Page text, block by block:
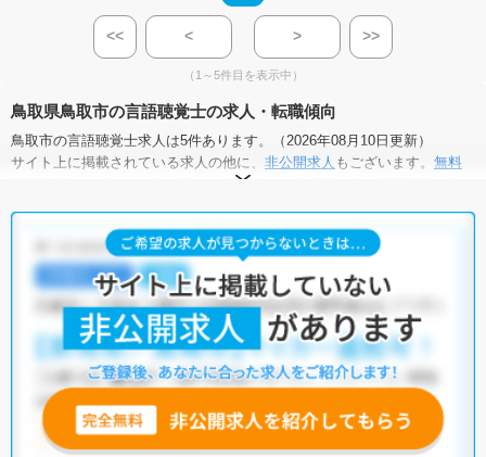
<< < > >>
（1～5件目を表示中）
鳥取県鳥取市の言語聴覚士の求人・転職傾向
鳥取市の言語聴覚士求人は5件あります。（2026年08月10日更新）
サイト上に掲載されている求人の他に、 非公開求人 もございます。 無料
にお申し込みいただくと、全求人からご希望条件に合
鳥取市の言語聴覚士求人では以下のような条件が人気です。
積極採用中・残業少なめ ・ 住宅手当・補助あり ・
・病院・介護福祉施設・訪問リハビリ(在宅医療)
他の条件でも人気の求人がございますので、「こだわり条件」から検索
いただくか、お気軽にお問い合わせください。
全国の言語聴覚士求人から検索いただくことも可能です。
無料転職支援サービス
にお申し込みいただくと、ご希望条件をヒアリン
グした上で求人をご提案いたします。